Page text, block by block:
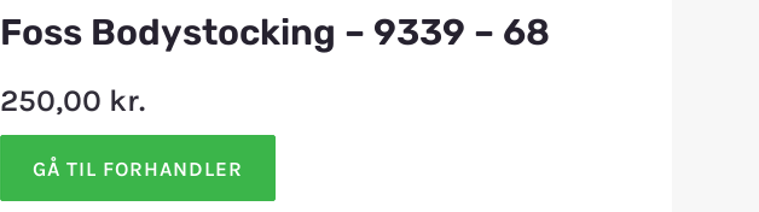
Foss Bodystocking – 9339 – 68
250,00 kr.
GÅ TIL FORHANDLER